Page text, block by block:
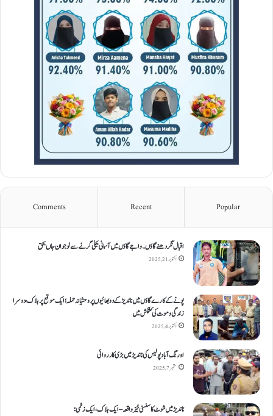
Popular
Recent
Comments
اقبال نگر دھنےگاؤں۔ واجےگاؤں میں آسمانی بجلی گرنے سے نوجوان جاں بحق
اکتوبر 21, 2025
پونے کے کارےگاؤں میں ناندیڑ کے دو بھائیوں پر وحشیانہ حملہ؛ ایک موقع پر ہلاک، دوسرا
زندگی و موت کی کشمکش میں
اکتوبر 4, 2025
اورنگ آباد پولیس کی ناندیڑ میں بڑی کارروائی
ستمبر 7, 2025
ناندیڑ میں شوٹ کا سنسنی خیز واقعہ – ایک ہلاک، ایک زخمی؛